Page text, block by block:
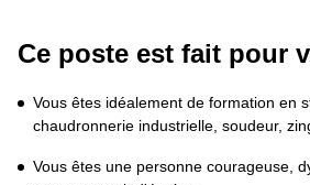
Ce poste est fait pour
Vous êtes idéalement de formation en
chaudronnerie industrielle, soudeur,
Vous êtes une personne courageuse,